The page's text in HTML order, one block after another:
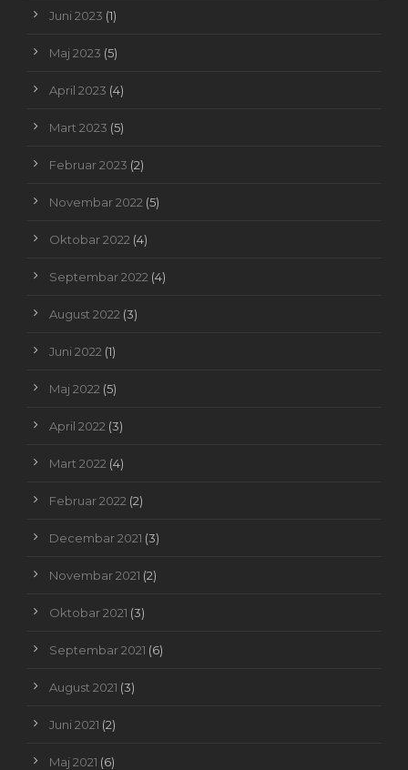
Juni 2023 (1)
Maj 2023 (5)
April 2023 (4)
Mart 2023 (5)
Februar 2023 (2)
Novembar 2022 (5)
Oktobar 2022 (4)
Septembar 2022 (4)
August 2022 (3)
Juni 2022 (1)
Maj 2022 (5)
April 2022 (3)
Mart 2022 (4)
Februar 2022 (2)
Decembar 2021 (3)
Novembar 2021 (2)
Oktobar 2021 (3)
Septembar 2021 (6)
August 2021 (3)
Juni 2021 (2)
Maj 2021 (6)